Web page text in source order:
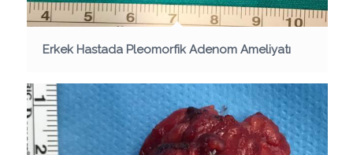
Erkek Hastada Pleomorfik Adenom Ameliyatı